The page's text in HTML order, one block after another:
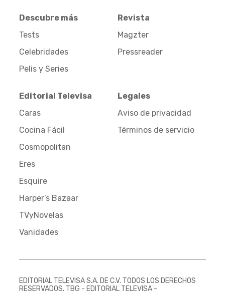
Descubre más
Tests
Celebridades
Pelis y Series
Revista
Magzter
Pressreader
Editorial Televisa
Caras
Cocina Fácil
Cosmopolitan
Eres
Esquire
Harper’s Bazaar
TVyNovelas
Vanidades
Legales
Aviso de privacidad
Términos de servicio
EDITORIAL TELEVISA S.A. DE C.V. TODOS LOS DERECHOS
RESERVADOS. TBG - EDITORIAL TELEVISA -